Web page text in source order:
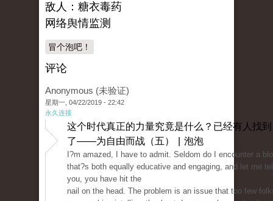
敌人：糖衣毒药
网络舆情监测
冒个泡吧！
评论
Anonymous (未验证)
星期一, 04/22/2019 - 22:42
永久连接
这个时代真正的力量究竟是什么？已经有人找到
了——为自由而战（五） | 泡泡
I?m amazed, I have to admit. Seldom do I encounter a
that?s both equally educative and engaging, and let me
you, you have hit the
nail on the head. The problem is an issue that too few